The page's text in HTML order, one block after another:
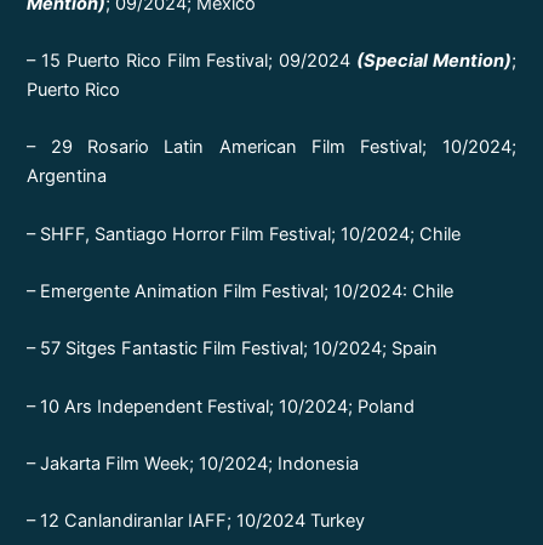
– 15 Puerto Rico Film Festival; 09/2024 (Special Mention);
Puerto Rico
– 29 Rosario Latin American Film Festival; 10/2024;
Argentina
– SHFF, Santiago Horror Film Festival; 10/2024; Chile
– Emergente Animation Film Festival; 10/2024: Chile
– 57 Sitges Fantastic Film Festival; 10/2024; Spain
– 10 Ars Independent Festival; 10/2024; Poland
– Jakarta Film Week; 10/2024; Indonesia
– 12 Canlandiranlar IAFF; 10/2024 Turkey